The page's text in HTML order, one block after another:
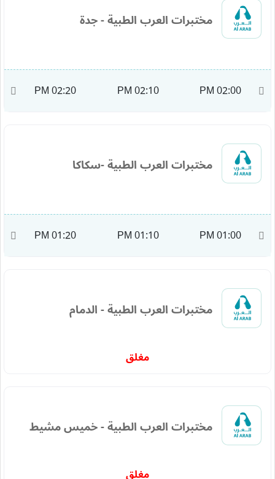
مختبرات العرب الطبية - جدة
02:00 PM
02:10 PM
02:20 PM
مختبرات العرب الطبية -سكاكا
01:00 PM
01:10 PM
01:20 PM
مختبرات العرب الطبية - الدمام
مغلق
مختبرات العرب الطبية - خميس مشيط
مغلق